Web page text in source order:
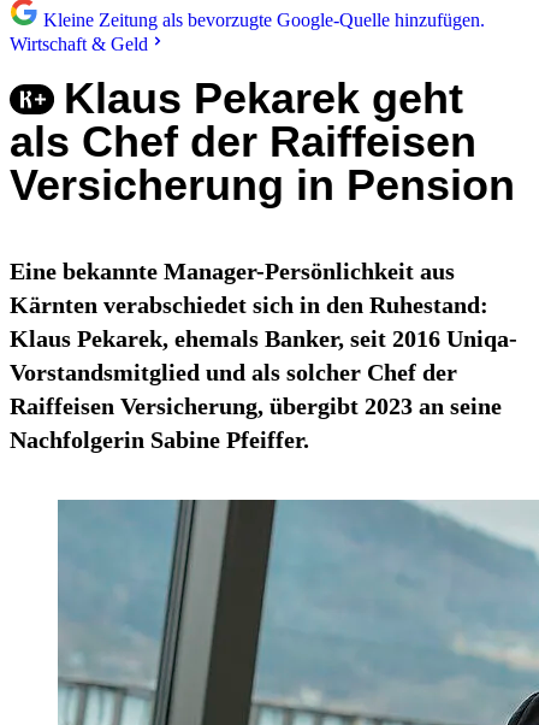
Kleine Zeitung als bevorzugte Google-Quelle hinzufügen.
Wirtschaft & Geld
Klaus Pekarek geht
als Chef der Raiffeisen
Versicherung in Pension
Eine bekannte Manager-Persönlichkeit aus
Kärnten verabschiedet sich in den Ruhestand:
Klaus Pekarek, ehemals Banker, seit 2016 Uniqa-
Vorstandsmitglied und als solcher Chef der
Raiffeisen Versicherung, übergibt 2023 an seine
Nachfolgerin Sabine Pfeiffer.